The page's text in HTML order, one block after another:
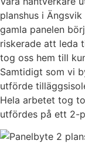
planshus i
gamla panelen
riskerade att leda
tog oss hem till
Samtidigt som vi
utförde
Hela arbetet tog
utfördes på ett 2-